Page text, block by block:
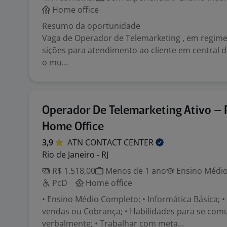
Home office
Resumo da oportunidade
Vaga de Operador de Telemarketing , em
sições para atendimento ao cliente em central
o mu...
Operador De Telemarketing Ativo –
Home Office
3,9 ATN CONTACT CENTER
Rio de Janeiro - RJ
R$ 1.518,00
Menos de 1 ano
Ensino Médio
PcD
Home office
• Ensino Médio Completo; • Informática Básica;
vendas ou Cobrança; • Habilidades para se
verbalmente; • Trabalhar com meta...